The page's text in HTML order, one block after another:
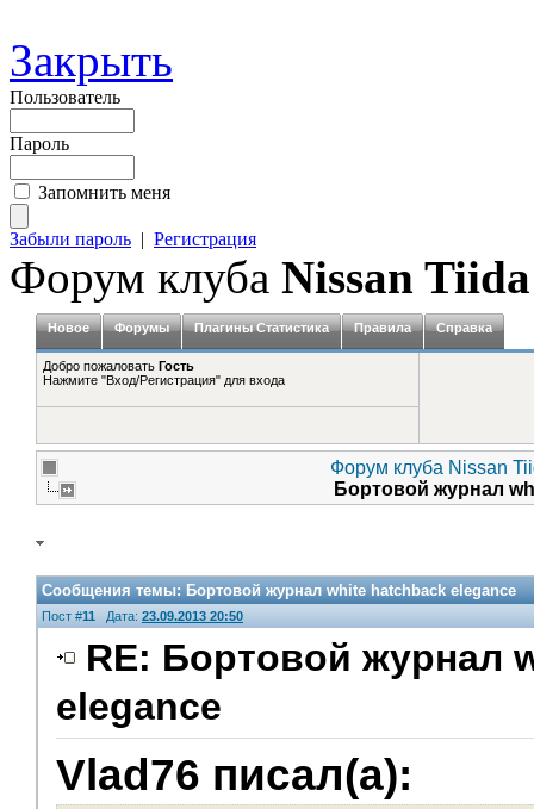
Закрыть
Пользователь
Пароль
Запомнить меня
Забыли пароль | Регистрация
Форум клуба Nissan Tiida
Новое Форумы Плагины Статистика Правила Справка
Добро пожаловать Гость
Нажмите "Вход/Регистрация" для входа
Форум клуба Nissan
Бортовой журнал
Сообщения темы:Бортовой журнал white hatchback elegance
Пост #11 Дата: 23.09.2013 20:50
RE: Бортовой журнал
elegance
Vlad76 писал(а):